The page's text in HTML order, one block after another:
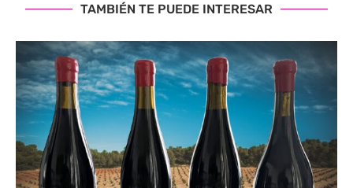
TAMBIÉN TE PUEDE INTERESAR